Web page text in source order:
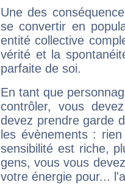
Une des
se convertir en
entité collective
vérité et la
parfaite de soi.
En tant que
contrôler, vous
devez prendre garde
les évènements :
sensibilité est riche,
gens, vous vous
votre énergie pour...